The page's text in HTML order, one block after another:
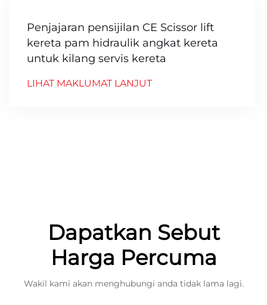
Penjajaran pensijilan CE Scissor lift
kereta pam hidraulik angkat kereta
untuk kilang servis kereta
LIHAT MAKLUMAT LANJUT
Dapatkan Sebut
Harga Percuma
Wakil kami akan menghubungi anda tidak lama lagi.